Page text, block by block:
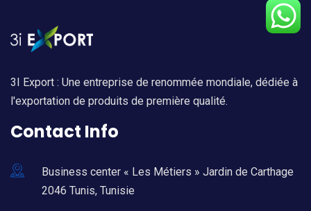
3I Export : Une entreprise de renommée mondiale, dédiée à
l'exportation de produits de première qualité.
Contact Info
Business center « Les Métiers » Jardin de Carthage
2046 Tunis, Tunisie